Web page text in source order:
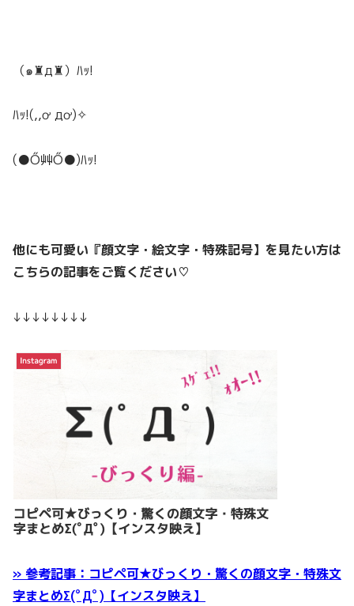
（๑♜д♜） ﾊｯ!
ﾊｯ!(,,ơ дơ)✧
(●Ő艸Ő●)ﾊｯ!
他にも可愛い『顔文字・絵文字・特殊記号】を見たい方は
こちらの記事をご覧ください♡
↓↓↓↓↓↓↓↓
» 参考記事：コピペ可★びっくり・驚くの顔文字・特殊文
字まとめΣ(ﾟДﾟ)【インスタ映え】